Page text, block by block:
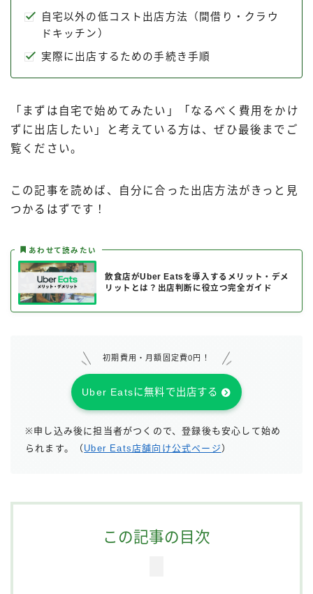
自宅以外の低コスト出店方法（間借り・クラウ
ドキッチン）
実際に出店するための手続き手順
「まずは自宅で始めてみたい」「なるべく費用をかけ
ずに出店したい」と考えている方は、ぜひ最後までご
覧ください。
この記事を読めば、自分に合った出店方法がきっと見
つかるはずです！
あわせて読みたい
飲食店がUber Eatsを導入するメリット・デメ
リットとは？出店判断に役立つ完全ガイド
初期費用・月額固定費0円！
Uber Eatsに無料で出店する
※申し込み後に担当者がつくので、登録後も安心して始め
られます。（Uber Eats店舗向け公式ページ）
この記事の目次